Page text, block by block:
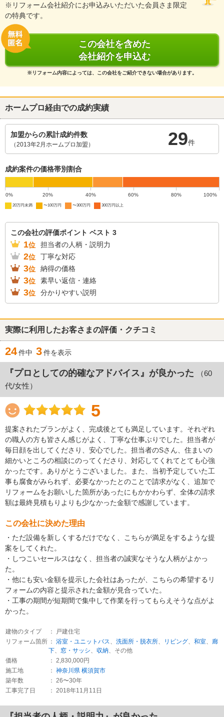
※リフォーム会社紹介にお申込みいただいた会員さま限定
の特典です。
この会社を含めた
会社紹介を申込む
※リフォーム内容によっては、この会社をご紹介できない場合があります。
ホームプロ経由での成約実績
加盟からの累計成約件数
（2013年2月ホームプロ加盟） 29件
成約案件の価格帯別割合
0% 20% 40% 60% 80% 100%
20万円未満 〜100万円 〜300万円 300万円以上
この会社の評価ポイント ベスト 3
1位 担当者の人柄・説明力
2位 丁寧な対応
3位 納得の価格
3位 素早い返信・連絡
3位 分かりやすい説明
実際に利用したお客さまの評価・クチコミ
24件中 3件を表示
『プロとしての的確なアドバイス』が良かった
（60
代/女性）
5
提案されたプランがよく、完成後とても満足しています。それぞれ
の職人の方も皆さん感じがよく、丁寧な仕事ぶりでした。担当者が
毎日顔を出してくださり、安心でした。担当者のSさん、住まいの
細かいところの相談にのってくださり、対応してくれてとても心強
かったです。ありがとうございました。また、当初予定していた工
事も腐食がみられず、必要なかったとのことで請求がなく、追加で
リフォームをお願いした箇所があったにもかかわらず、全体の請求
額は最終見積もりよりも少なかった金額で感謝しています。
この会社に決めた理由
・ただ設備を新しくするだけでなく、こちらが満足をするような提
案をしてくれた。
・しつこいセールスはなく、担当者の誠実なそうな人柄がよかっ
た。
・他にも安い金額を提示した会社はあったが、こちらの希望するリ
フォームの内容と提示された金額が見合っていた。
・工事の期間が短期間で集中して作業を行ってもらえそうな点がよ
かった。
建物のタイプ
： 戸建住宅
リフォーム箇所 ： 浴室・ユニットバス、 洗面所・脱衣所、 リビング、 和室、 廊
下、 窓・サッシ、 収納、その他
価格
： 2,830,000円
施工地
： 神奈川県 横須賀市
築年数
： 26〜30年
工事完了日
： 2018年11月11日